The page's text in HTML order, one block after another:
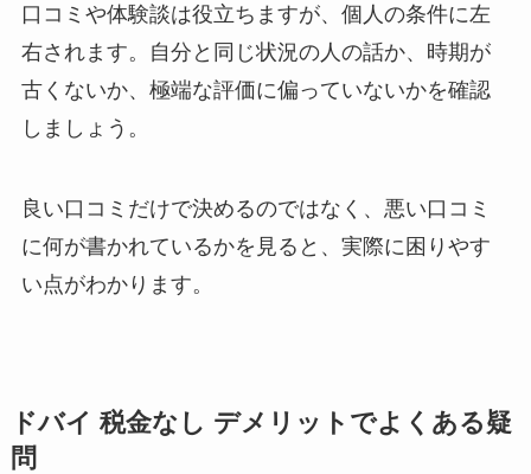
口コミや体験談は役立ちますが、個人の条件に左
右されます。自分と同じ状況の人の話か、時期が
古くないか、極端な評価に偏っていないかを確認
しましょう。
良い口コミだけで決めるのではなく、悪い口コミ
に何が書かれているかを見ると、実際に困りやす
い点がわかります。
ドバイ 税金なし デメリットでよくある疑
問